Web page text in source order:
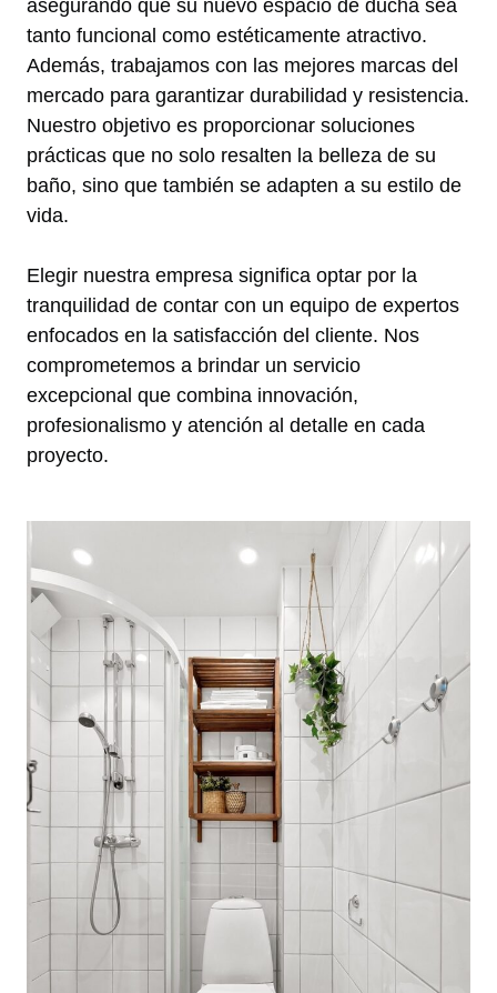
asegurando que su nuevo espacio de ducha sea
tanto funcional como estéticamente atractivo.
Además, trabajamos con las mejores marcas del
mercado para garantizar durabilidad y resistencia.
Nuestro objetivo es proporcionar soluciones
prácticas que no solo resalten la belleza de su
baño, sino que también se adapten a su estilo de
vida.
Elegir nuestra empresa significa optar por la
tranquilidad de contar con un equipo de expertos
enfocados en la satisfacción del cliente. Nos
comprometemos a brindar un servicio
excepcional que combina innovación,
profesionalismo y atención al detalle en cada
proyecto.